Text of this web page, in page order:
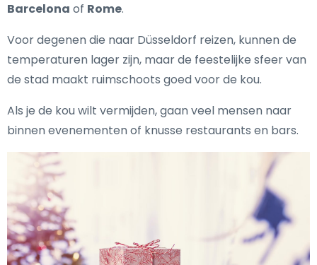
Barcelona of Rome.
Voor degenen die naar Düsseldorf reizen, kunnen de
temperaturen lager zijn, maar de feestelijke sfeer van
de stad maakt ruimschoots goed voor de kou.
Als je de kou wilt vermijden, gaan veel mensen naar
binnen evenementen of knusse restaurants en bars.